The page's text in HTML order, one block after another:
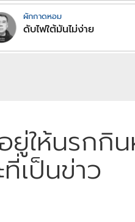
ผักกาดหอม
ดับไฟใต้มันไม่ง่าย
ยู่ให้นรกกิ
เป็นข่าว